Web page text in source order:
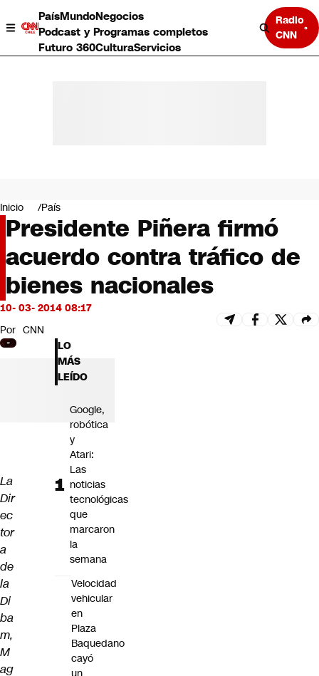
PaísMundoNegocios
Podcast y Programas completos
Futuro 360CulturaServicios
Radio
CNN
Negocios
Deportes
Programas completos
Cultura
Servicios
Bits
CNN tiempo
Futuro 360
Opinión
Inicio País
Presidente Piñera firmó
acuerdo contra tráfico de
bienes nacionales
10- 03- 2014 08:17
Por CNN
La
Dir
ec
tor
a
de
la
Di
ba
m,
M
ag
LO
MÁS
LEÍDO
Google,
robótica
y
Atari:
Las
noticias
tecnológicas
que
marcaron
la
semana
Velocidad
vehicular
en
Plaza
Baquedano
cayó
un